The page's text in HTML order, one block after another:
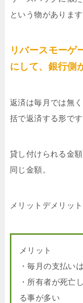
という物があります
リバースモーゲ
にして、銀行側
返済は毎月では無
括で返済する形です
貸し付けられる金
同じ金額。
メリットデメリッ
メリット
・毎月の支払い
・所有者が死亡
る事が多い